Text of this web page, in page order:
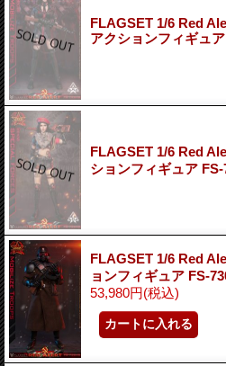
FLAGSET 1/6 Red
アクションフィギュ
FLAGSET 1/6 Red
ションフィギュア
FLAGSET 1/6 Red
ョンフィギュア FS-
53,980円(税込)